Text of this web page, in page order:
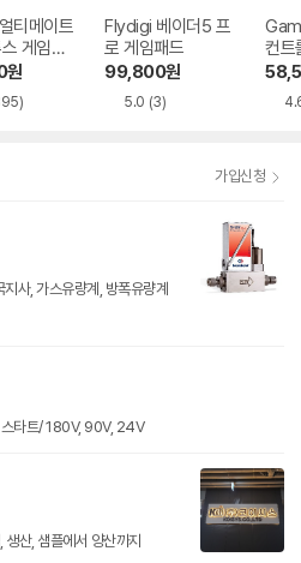
티메이트
게임패
원
Flydigi 베이더5 프
로 게임패드
99,800원
5.0 (3)
컨트
가입신청
사, 가스유량계, 방폭유량계
스타트/ 180V, 90V, 24V
산, 샘플에서 양산까지